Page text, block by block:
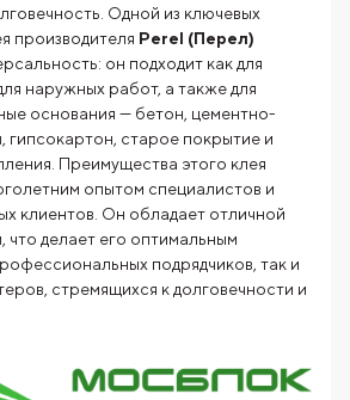
Одной из ключевых
производителя Perel (Перел)
он подходит как для
наружных работ, а также для
основания — бетон, цементно-
гипсокартон, старое покрытие и
Преимущества этого клея
опытом специалистов и
клиентов. Он обладает отличной
что делает его оптимальным
подрядчиков, так и
стремящихся к долговечности и